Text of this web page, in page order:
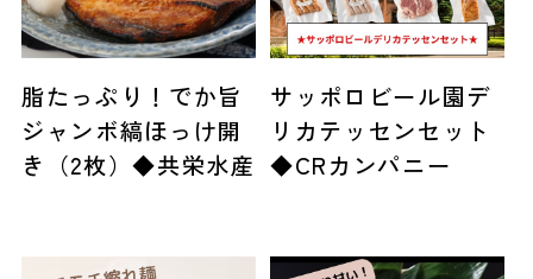
脂たっぷり！でか旨
ジャンボ縞ほっけ開
き（2枚）◆共栄水産
サッポロビール園デ
リカテッセンセット
◆CRカンパニー